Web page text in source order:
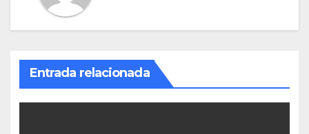
Entrada relacionada